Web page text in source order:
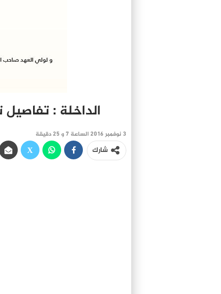
الداخلة :
3 نوفمبر 2016 الساعة 7 و 25 دقيقة
شارك